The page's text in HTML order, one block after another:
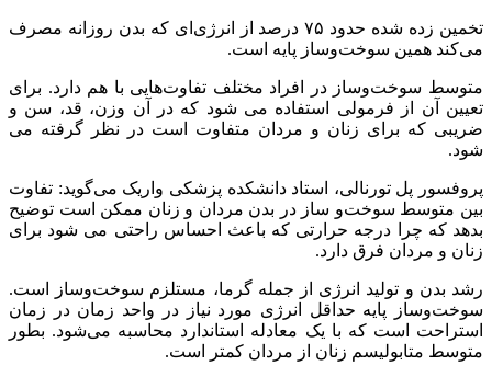
تخمین زده شده حدود ۷۵ درصد از انرژی‌ای که بدن روزانه مصرف
می‌کند همین سوخت‌وساز پایه است.
متوسط سوخت‌وساز در افراد مختلف تفاوت‌هایی با هم دارد. برای
تعیین آن از فرمولی استفاده می شود که در آن وزن، قد، سن و
ضریبی که برای زنان و مردان متفاوت است در نظر گرفته می
شود.
پروفسور پل تورنالی، استاد دانشکده پزشکی واریک می‌گوید: تفاوت
بین متوسط سوخت‌و ساز در بدن مردان و زنان ممکن است توضیح
بدهد که چرا درجه حرارتی که باعث احساس راحتی می شود برای
زنان و مردان فرق دارد.
رشد بدن و تولید انرژی از جمله گرما، مستلزم سوخت‌وساز است.
سوخت‌وساز پایه حداقل انرژی مورد نیاز در واحد زمان در زمان
استراحت است که با یک معادله استاندارد محاسبه می‌شود. بطور
متوسط متابولیسم زنان از مردان کمتر است.